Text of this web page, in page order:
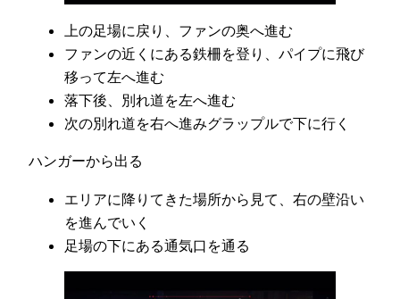
上の足場に戻り、ファンの奥へ進む
ファンの近くにある鉄柵を登り、パイプに飛び
移って左へ進む
落下後、別れ道を左へ進む
次の別れ道を右へ進みグラップルで下に行く
ハンガーから出る
エリアに降りてきた場所から見て、右の壁沿い
を進んでいく
足場の下にある通気口を通る